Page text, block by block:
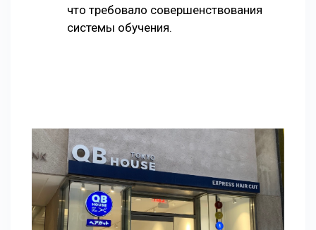
что требовало совершенствования
системы обучения.